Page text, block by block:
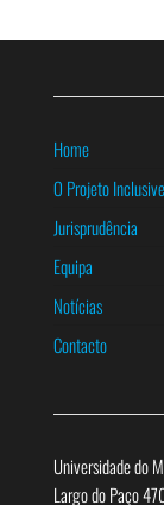
Home
O Projeto
Jurisprudência
Equipa
Notícias
Contacto
Universidade do
Largo do Paço